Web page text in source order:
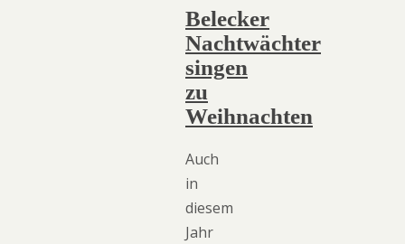
Belecker
Nachtwächter
singen
zu
Weihnachten
Auch
in
diesem
Jahr